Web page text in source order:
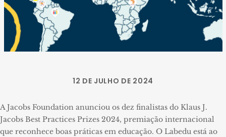
12 DE JULHO DE 2024
A Jacobs Foundation anunciou os dez finalistas do Klaus J.
Jacobs Best Practices Prizes 2024, premiação internacional
que reconhece boas práticas em educação. O Labedu está ao